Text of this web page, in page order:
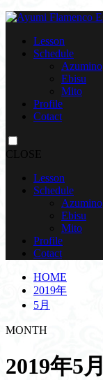
Lesson
Schedule
Azumino
Ebisu
Mito
Profile
Cotact
CLOSE
Lesson
Schedule
Azumino
Ebisu
Mito
Profile
Cotact
HOME
2019年
5月
MONTH
2019年5月